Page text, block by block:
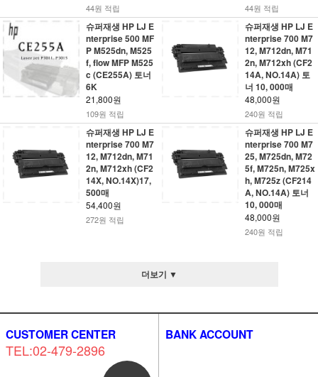
44원 적립 44원 적립
슈퍼재생 HP LJ E
nterprise 500 MF
P M525dn, M525
f, flow MFP M525
c (CE255A) 토너
6K
21,800원
109원 적립
슈퍼재생 HP LJ E
nterprise 700 M7
12, M712dn, M71
2n, M712xh (CF2
14A, NO.14A) 토
너 10, 000매
48,000원
240원 적립
슈퍼재생 HP LJ E
nterprise 700 M7
12, M712dn, M71
2n, M712xh (CF2
14X, NO.14X)17,
500매
54,400원
272원 적립
슈퍼재생 HP LJ E
nterprise 700 M7
25, M725dn, M72
5f, M725n, M725x
h, M725z (CF214
A, NO.14A) 토너
10, 000매
48,000원
240원 적립
더보기 ▼
CUSTOMER CENTER
TEL:02-479-2896
BANK ACCOUNT